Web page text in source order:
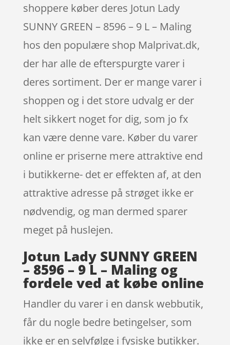
shoppere køber deres Jotun Lady
SUNNY GREEN – 8596 – 9 L – Maling
hos den populære shop Malprivat.dk,
der har alle de efterspurgte varer i
deres sortiment. Der er mange varer i
shoppen og i det store udvalg er der
helt sikkert noget for dig, som jo fx
kan være denne vare. Køber du varer
online er priserne mere attraktive end
i butikkerne- det er effekten af, at den
attraktive adresse på strøget ikke er
nødvendig, og man dermed sparer
meget på huslejen.
Jotun Lady SUNNY GREEN
– 8596 – 9 L – Maling og
fordele ved at købe online
Handler du varer i en dansk webbutik,
får du nogle bedre betingelser, som
ikke er en selvfølge i fysiske butikker.